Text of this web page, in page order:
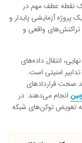
نقطه عطف مهم در
پروژه آزمایشی پایدار و
تراکنش‌های واقعی و
انتقال داده‌های
امنیتی است.
صحت قراردادهای
انجام می‌دهند. در
تعویض توکن‌های شبکه